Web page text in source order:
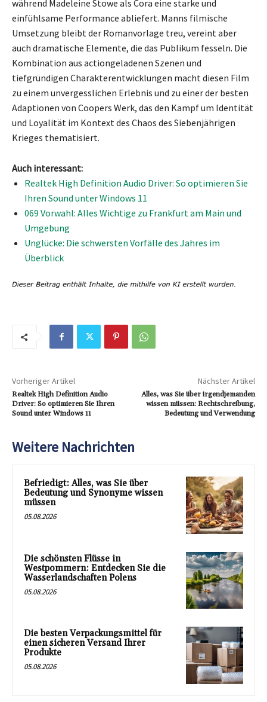
während Madeleine Stowe als Cora eine starke und
einfühlsame Performance abliefert. Manns filmische
Umsetzung bleibt der Romanvorlage treu, vereint aber
auch dramatische Elemente, die das Publikum fesseln. Die
Kombination aus actiongeladenen Szenen und
tiefgründigen Charakterentwicklungen macht diesen Film
zu einem unvergesslichen Erlebnis und zu einer der besten
Adaptionen von Coopers Werk, das den Kampf um Identität
und Loyalität im Kontext des Chaos des Siebenjährigen
Krieges thematisiert.
Auch interessant:
Realtek High Definition Audio Driver: So optimieren Sie
Ihren Sound unter Windows 11
069 Vorwahl: Alles Wichtige zu Frankfurt am Main und
Umgebung
Unglücke: Die schwersten Vorfälle des Jahres im
Überblick
Vorheriger Artikel
Realtek High Definition Audio
Driver: So optimieren Sie Ihren
Sound unter Windows 11
Nächster Artikel
Alles, was Sie über irgendjemanden
wissen müssen: Rechtschreibung,
Bedeutung und Verwendung
Weitere Nachrichten
Befriedigt: Alles, was Sie über
Bedeutung und Synonyme wissen
müssen
05.08.2026
Die schönsten Flüsse in
Westpommern: Entdecken Sie die
Wasserlandschaften Polens
05.08.2026
Die besten Verpackungsmittel für
einen sicheren Versand Ihrer
Produkte
05.08.2026